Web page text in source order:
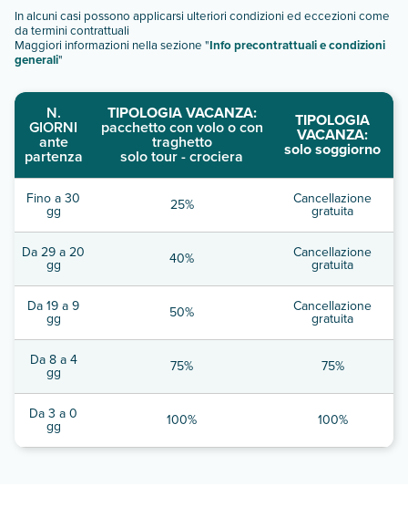
In alcuni casi possono applicarsi ulteriori condizioni ed eccezioni come
da termini contrattuali
Maggiori informazioni nella sezione "Info precontrattuali e condizioni
generali"
N.
GIORNI
ante
partenza
TIPOLOGIA VACANZA:
pacchetto con volo o con
traghetto
solo tour - crociera
TIPOLOGIA
VACANZA:
solo soggiorno
Fino a 30
gg 25% Cancellazione
gratuita
Da 29 a 20
gg 40% Cancellazione
gratuita
Da 19 a 9
gg 50% Cancellazione
gratuita
Da 8 a 4
gg 75% 75%
Da 3 a 0
gg 100% 100%